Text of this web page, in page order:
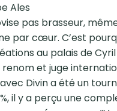
Ales
pas brasseur,
par cœur. C’est
au palais de
et juge
Divin a été un
il y a perçu une